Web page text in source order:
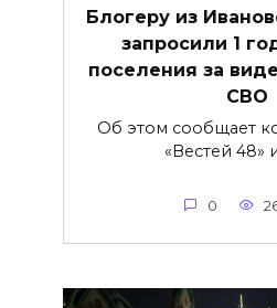
Блогеру из
запросили 1
поселения за
СВО
Об этом сообщает
«Вестей 48»
0